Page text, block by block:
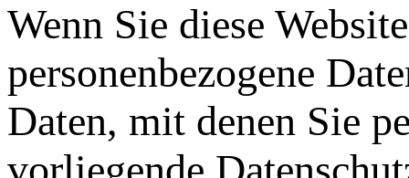
Wenn Sie diese
personenbezogene
Daten, mit denen Sie